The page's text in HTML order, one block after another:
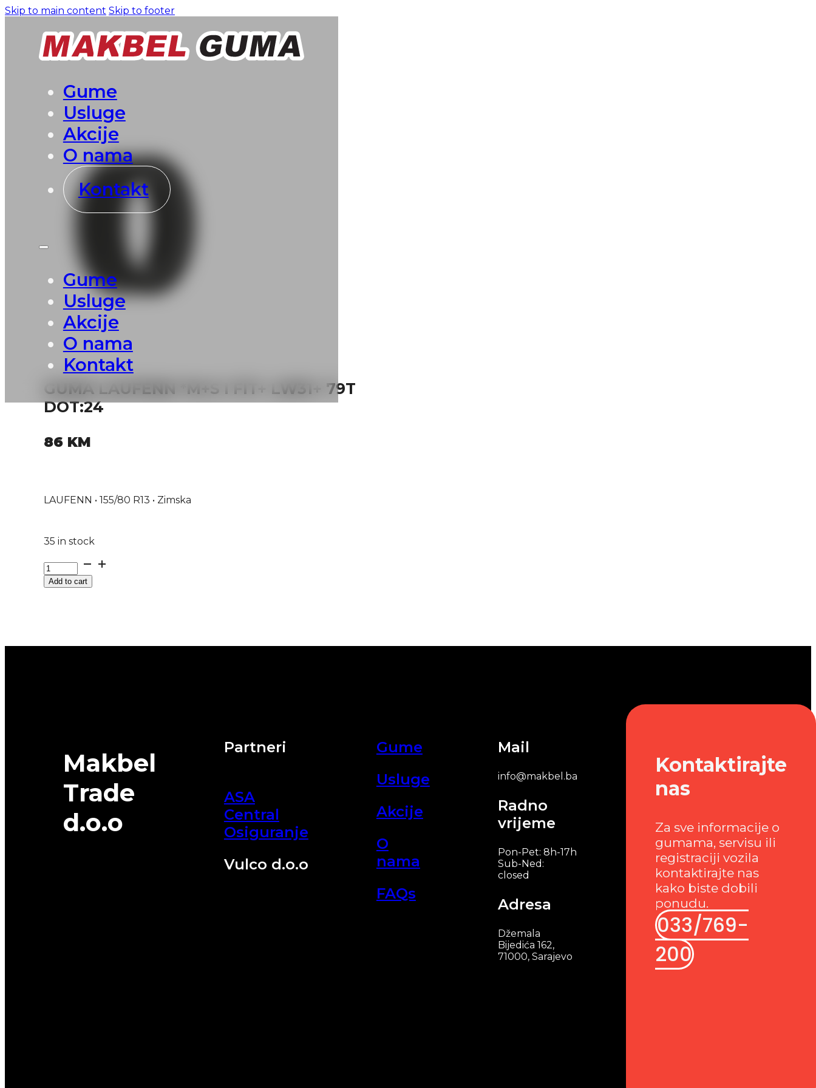
Skip to main content Skip to footer
Gume
Usluge
Akcije
O nama
Kontakt
Gume
Usluge
Akcije
O nama
Kontakt
GUMA LAUFENN *M+S I FIT+ LW31+ 79T
DOT:24
86 KM
LAUFENN • 155/80 R13 • Zimska
35 in stock
GUMA
LAUFENN
*M+S
Add to cart
Makbel
Trade
d.o.o
Partneri
ASA
Central
Osiguranje
Vulco d.o.o
Gume
Usluge
Akcije
O
nama
FAQs
Mail
info@makbel.ba
Radno
vrijeme
Pon-Pet: 8h-17h
Sub-Ned:
closed
Adresa
Džemala
Bijedića 162,
71000, Sarajevo
Kontaktirajte
nas
Za sve informacije o
gumama, servisu ili
registraciji vozila
kontaktirajte nas
kako biste dobili
ponudu.
033/769-
200